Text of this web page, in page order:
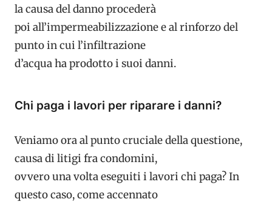
la causa del danno procederà
poi all’impermeabilizzazione e al rinforzo del
punto in cui l’infiltrazione
d’acqua ha prodotto i suoi danni.
Chi paga i lavori per riparare i danni?
Veniamo ora al punto cruciale della questione,
causa di litigi fra condomini,
ovvero una volta eseguiti i lavori chi paga? In
questo caso, come accennato